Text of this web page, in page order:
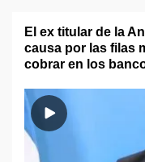
El ex titular de la
causa por las filas
cobrar en los